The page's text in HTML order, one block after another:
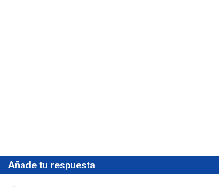
Añade tu respuesta